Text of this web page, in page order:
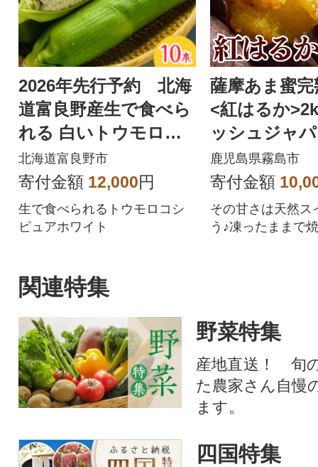
2026年先行予約 北海
道富良野産生で食べら
れる 白いトウモロコ
シ ピュアホワイト10
本入り
北海道富良野市
寄付金額 12,000円
生で食べられるトウモロコシ
ピュアホワイト
薩摩あま蜜
<紅はるか
ッシュジャ
島】A-180
鹿児島県霧島市
寄付金額
その甘さは天然ス
う♪凍ったままで
関連特集
野菜特集
産地直送！ 旬
た農家さん自慢
ます。
四国特集